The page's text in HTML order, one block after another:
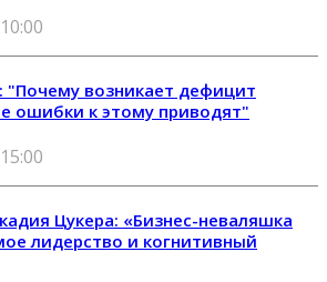
"Почему возникает дефицит
ошибки к этому приводят"
Цукера: «Бизнес-неваляшка
лидерство и когнитивный